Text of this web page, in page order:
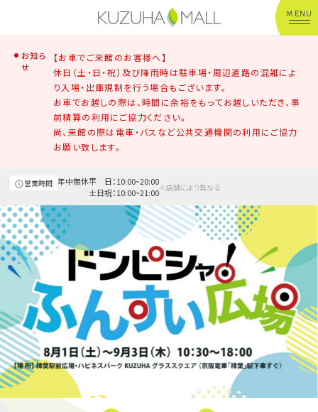
MENU
営業時間 年中無休平 日：10:00~20:00
土日祝：10:00~21:00
※店舗により異なる
ショップガイド
ショップニュース
イベント
キッズ＆ベビー
施設案内
お知ら
せ
【お車でご来館のお客様へ】
休日（土・日・祝）及び降雨時は駐車場・周辺道路の混雑によ
り入場・出庫規制を行う場合もございます。
お車でお越しの際は、時間に余裕をもってお越しいただき、事
前精算の利用にご協力ください。
尚、来館の際は電車・バスなど公共交通機関の利用にご協力
お願い致します。
営業時間 年中無休平 日：10:00~20:00
土日祝：10:00~21:00※店舗により異なる